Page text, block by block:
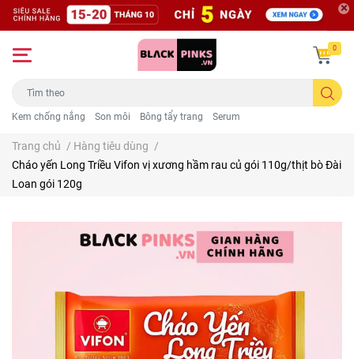
Kem chống nắng Son môi Bông tẩy trang Serum
0
Trang chủ / Hàng tiêu dùng /
Cháo yến Long Triều Vifon vị xương hầm rau củ gói 110g/thịt bò Đài
Loan gói 120g